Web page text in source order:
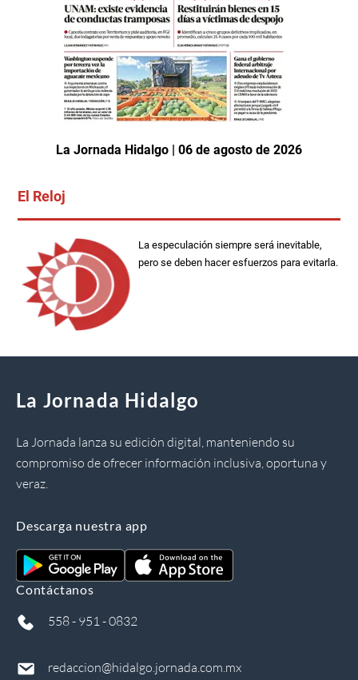
La Jornada Hidalgo | 06 de agosto de 2026
El Reloj
La especulación siempre será inevitable,
pero se deben hacer esfuerzos para evitarla.
La Jornada Hidalgo
La Jornada lanza su edición digital, manteniendo su
compromiso de ofrecer información inclusiva, oportuna y
veraz.
Descarga nuestra app
Contáctanos
558 - 951 - 0832
redaccion@hidalgo.jornada.com.mx